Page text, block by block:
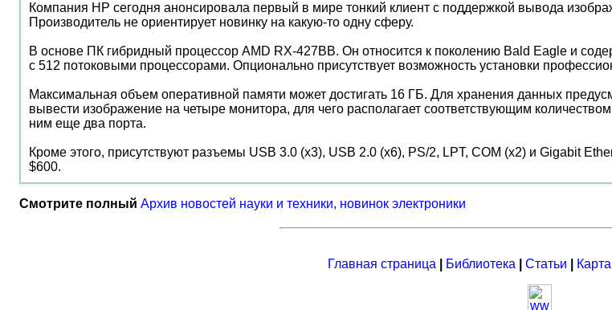
Компания HP сегодня анонсировала первый в мире тонкий клиент с поддержкой вывода
Производитель не ориентирует новинку на какую-то одну сферу.
В основе ПК гибридный процессор AMD RX-427BB. Он относится к поколению Bald Eagle и
с 512 потоковыми процессорами. Опционально присутствует возможность установки
Максимальная объем оперативной памяти может достигать 16 ГБ. Для хранения данных
вывести изображение на четыре монитора, для чего располагает соответствующим
ним еще два порта.
Кроме этого, присутствуют разъемы USB 3.0 (x3), USB 2.0 (x6), PS/2, LPT, COM (x2) и Gigabit
$600.
Смотрите полный Архив новостей науки и техники, новинок электроники
Главная страница Библиотека Статьи